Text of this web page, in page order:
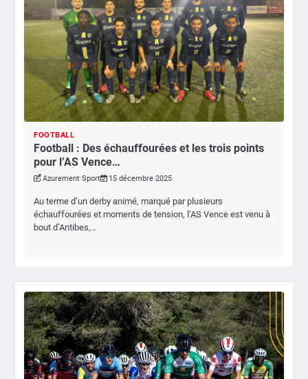
FOOTBALL
Football : Des échauffourées et les trois points
pour l’AS Vence…
Azurement Sport 15 décembre 2025
Au terme d’un derby animé, marqué par plusieurs
échauffourées et moments de tension, l’AS Vence est venu à
bout d’Antibes,…